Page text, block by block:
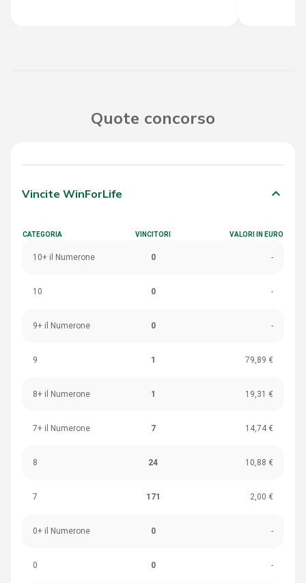
Quote concorso
Vincite WinForLife keyboard_arrow_down
CATEGORIA VINCITORI VALORI IN EURO
10+ il Numerone 0 -
10 0 -
9+ il Numerone 0 -
9 1 79,89 €
8+ il Numerone 1 19,31 €
7+ il Numerone 7 14,74 €
8 24 10,88 €
7 171 2,00 €
0+ il Numerone 0 -
0 0 -